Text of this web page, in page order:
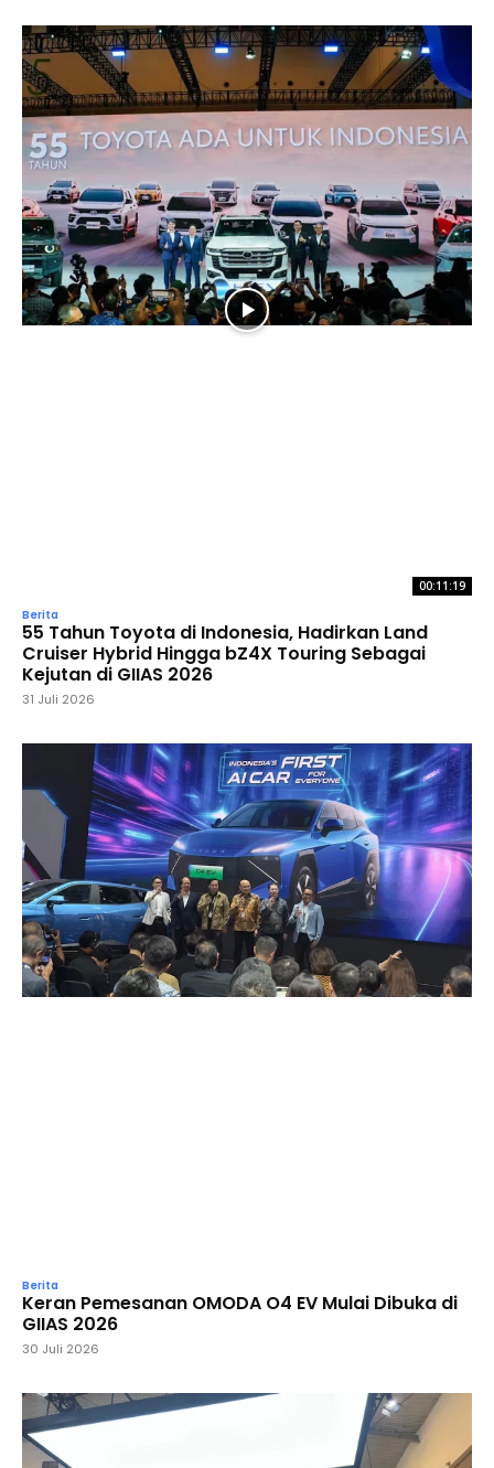
00:11:19
Berita
55 Tahun Toyota di Indonesia, Hadirkan Land
Cruiser Hybrid Hingga bZ4X Touring Sebagai
Kejutan di GIIAS 2026
31 Juli 2026
Berita
Keran Pemesanan OMODA O4 EV Mulai Dibuka di
GIIAS 2026
30 Juli 2026